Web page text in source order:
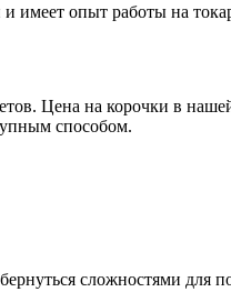
имеет опыт работы на
Цена на корочки в
способом.
сложностями для